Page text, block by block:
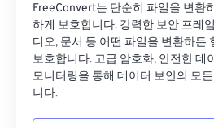
FreeConvert는 단순히 파일을 변환
하게 보호합니다. 강력한 보안 프레
디오, 문서 등 어떤 파일을 변환하든
보호합니다. 고급 암호화, 안전한 데
모니터링을 통해 데이터 보안의 모
니다.